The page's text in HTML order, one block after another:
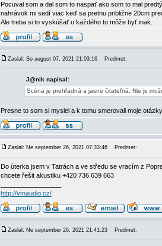
Pocuval som a dal som to naspäť ako som to mal
nahrávok mi sedí viac keď sa pretnu približne 20cm
Ale treba si to vyskúšať u každého to môže byť inak.
Zaslal: So august 07, 2021 21:03:16 Predmet:
J@nik napísal:
Scéna je prehľadná a jasne čitateľná. Nie je
Presne to som si myslel a k tomu smerovali moje
Zaslal: Ne september 26, 2021 07:33:46 Predmet:
Do úterka jsem v Tatrách a ve středu se vracím z
chcete řešit akustiku +420 736 639 663
http://vmaudio.cz/
Zaslal: Ne september 26, 2021 21:41:23 Predmet: